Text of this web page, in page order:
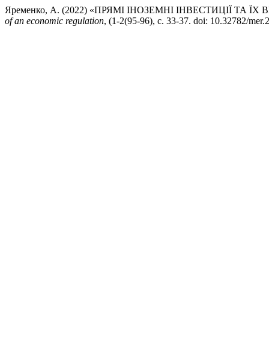
Яременко, А. (2022) «ПРЯМІ ІНОЗЕМНІ ІНВЕСТИЦІЇ
of an economic regulation, (1-2(95-96), с. 33-37. doi: 10.32782/